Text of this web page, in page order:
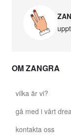
OM ZANGRA
vilka är vi?
gå med i vårt
kontakta oss